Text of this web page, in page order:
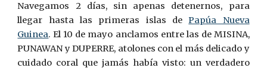
Navegamos 2 días, sin apenas detenernos, para
llegar hasta las primeras islas dePapúa Nueva
Guinea. El 10 de mayo anclamos entre las de MISINA,
PUNAWAN y DUPERRE, atolones con el más delicado y
cuidado coral que jamás había visto: un verdadero